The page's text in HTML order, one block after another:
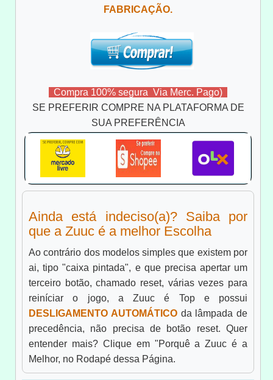
FABRICAÇÃO.
Compra 100% segura Via Merc. Pago)
SE PREFERIR COMPRE NA PLATAFORMA DE
SUA PREFERÊNCIA
Ainda está indeciso(a)? Saiba por
que a Zuuc é a melhor Escolha
Ao contrário dos modelos simples que existem por
ai, tipo "caixa pintada", e que precisa apertar um
terceiro botão, chamado reset, várias vezes para
reiníciar o jogo, a Zuuc é Top e possui
DESLIGAMENTO AUTOMÁTICOda lâmpada de
precedência, não precisa de botão reset. Quer
entender mais? Clique em "Porquê a Zuuc é a
Melhor, no Rodapé dessa Página.